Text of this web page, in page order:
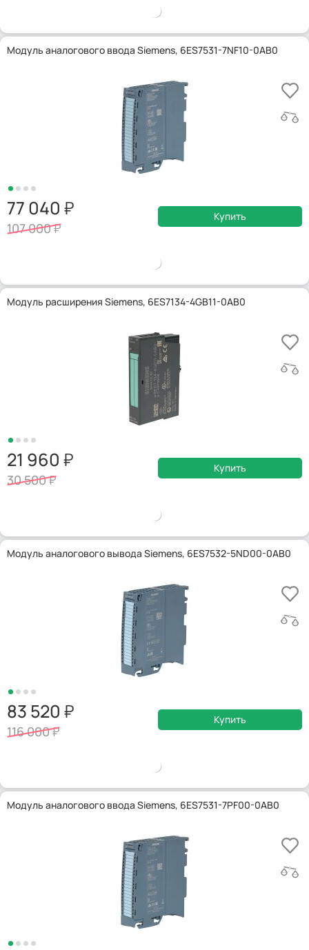
Модуль аналогового ввода Siemens, 6ES7531-7NF10-0AB0
77 040
107 000
Купить
Модуль расширения Siemens, 6ES7134-4GB11-0AB0
21 960
30 500
Купить
Модуль аналогового вывода Siemens, 6ES7532-5ND00-0AB0
83 520
116 000
Купить
Модуль аналогового ввода Siemens, 6ES7531-7PF00-0AB0